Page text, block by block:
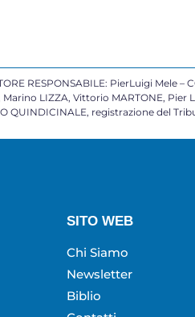
RESPONSABILE: PierLuigi Mele
LIZZA, Vittorio MARTONE, Pier
QUINDICINALE, registrazione del
SITO WEB
Chi Siamo
Newsletter
Biblio